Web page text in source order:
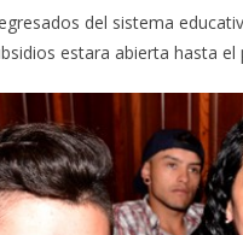
del sistema
estara abierta hasta